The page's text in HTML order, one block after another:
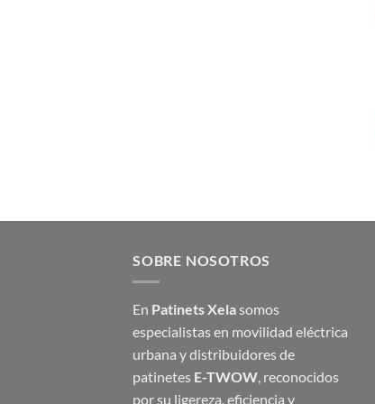
SOBRE NOSOTROS
En Patinets Xelasomos
especialistas en movilidad eléctrica
urbana y distribuidores de
patinetes E-TWOW, reconocidos
por su ligereza, eficiencia y